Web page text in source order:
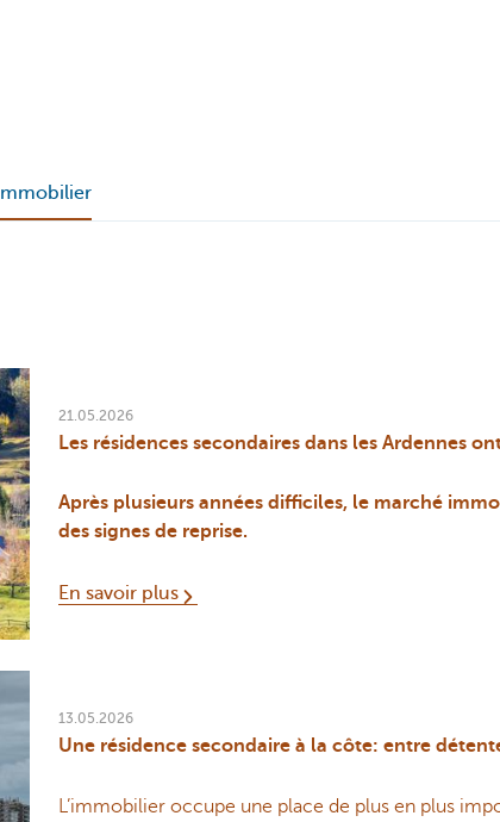
Immobilier
21.05.2026
Les résidences secondaires dans les Ardennes
Après plusieurs années difficiles, le marché
des signes de reprise.
En savoir plus
13.05.2026
Une résidence secondaire à la côte: entre
L’immobilier occupe une place de plus en plus